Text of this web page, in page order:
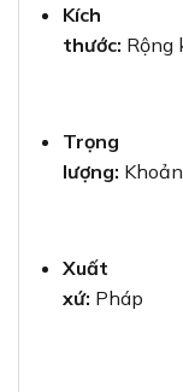
Kích
thước: Rộng
Trọng
lượng:
Xuất
xứ: Pháp